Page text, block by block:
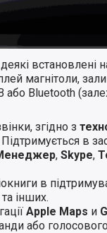
встановлені
магнітоли,
Bluetooth
згідно з
в
, Skype,
в
та інших.
Apple Maps и
або